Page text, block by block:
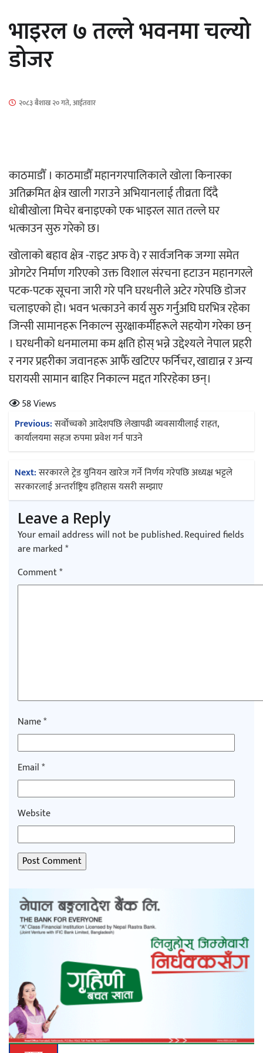
नेपालगञ्जमा पर्खाल भत्किँदा दुई मजदुरको मृत्यु
‘ईयुमा डट कम’ले बुधबारदेखि आफ्नो
सञ्चालनमा
हलमा छैन ‘गौँथली’को टिकट
‘आइतबारको अफिस’ को परिचर्चा सम्पन्न
चलचित्र ‘माया भनेकै यस्तो होला’को शीर्ष गीत
भाइरल ७ तल्ले भवनमा चल्यो
डोजर
२०८३ बैशाख २० गते, आईतवार
काठमाडौँ । काठमाडौँ महानगरपालिकाले खोला किनारका
अतिक्रमित क्षेत्र खाली गराउने अभियानलाई तीव्रता दिँदै
धोबीखोला मिचेर बनाइएको एक भाइरल सात तल्ले घर
भत्काउन सुरु गरेको छ।
खोलाको बहाव क्षेत्र -राइट अफ वे) र सार्वजनिक जग्गा समेत
ओगटेर निर्माण गरिएको उक्त विशाल संरचना हटाउन महानगरले
पटक-पटक सूचना जारी गरे पनि घरधनीले अटेर गरेपछि डोजर
चलाइएको हो। भवन भत्काउने कार्य सुरु गर्नुअघि घरभित्र रहेका
जिन्सी सामानहरू निकाल्न सुरक्षाकर्मीहरूले सहयोग गरेका छन्
। घरधनीको धनमालमा कम क्षति होस् भन्ने उद्देश्यले नेपाल प्रहरी
र नगर प्रहरीका जवानहरू आफैँ खटिएर फर्निचर, खाद्यान्न र अन्य
घरायसी सामान बाहिर निकाल्न मद्दत गरिरहेका छन्।
58 Views
Post
navigation
Previous:सर्वोच्चको आदेशपछि लेखापढी व्यवसायीलाई राहत,
कार्यालयमा सहज रुपमा प्रवेश गर्न पाउने
Next:सरकारले ट्रेड युनियन खारेज गर्ने निर्णय गरेपछि अध्यक्ष भट्टले
सरकारलाई अन्तर्राष्ट्रिय इतिहास यसरी सम्झाए
Leave a Reply
Your email address will not be published.Required fields
are marked*
Comment*
Name*
Email*
Website